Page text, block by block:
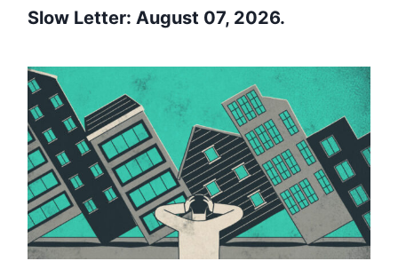
Slow Letter: August 07, 2026.